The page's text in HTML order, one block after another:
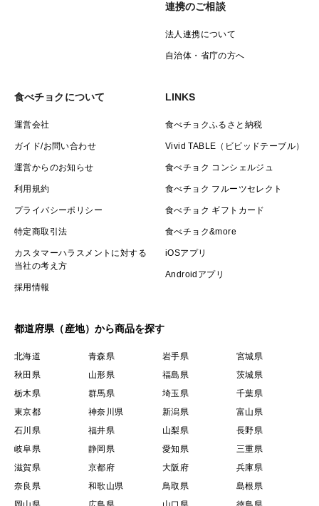
連携のご相談
法人連携について
自治体・省庁の方へ
食べチョクについて
運営会社
ガイド/お問い合わせ
運営からのお知らせ
利用規約
プライバシーポリシー
特定商取引法
カスタマーハラスメントに対する
当社の考え方
採用情報
LINKS
食べチョクふるさと納税
Vivid TABLE（ビビッドテーブル）
食べチョク コンシェルジュ
食べチョク フルーツセレクト
食べチョク ギフトカード
食べチョク&more
iOSアプリ
Androidアプリ
都道府県（産地）から商品を探す
北海道 青森県 岩手県
宮城県
秋田県
山形県 福島県
茨城県
栃木県
群馬県 埼玉県
千葉県
東京都
神奈川県 新潟県
富山県
石川県
福井県 山梨県
長野県
岐阜県
静岡県 愛知県
三重県
滋賀県
京都府 大阪府
兵庫県
奈良県
和歌山県 鳥取県
島根県